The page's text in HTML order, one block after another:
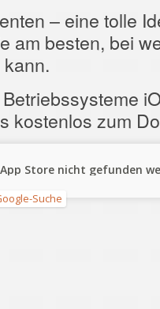
– eine tolle
am besten, bei
kostenlos zum
Store nicht gefunden
Suche